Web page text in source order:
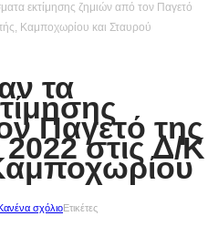
εκτίμησης ζημιών από τον Παγετό
Καμποχωρίου και Σταυρού
τα
Παγετό της
στις Δ/Κ
σχόλιοΕτικέτες